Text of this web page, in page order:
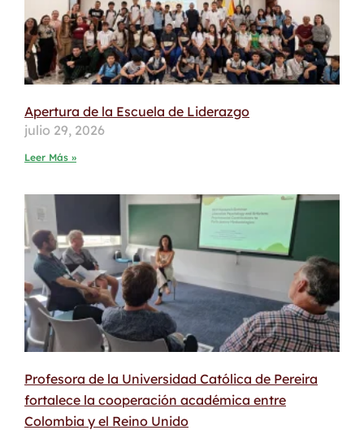
Apertura de la Escuela de Liderazgo
julio 29, 2026
Leer Más »
Profesora de la Universidad Católica de Pereira
fortalece la cooperación académica entre
Colombia y el Reino Unido